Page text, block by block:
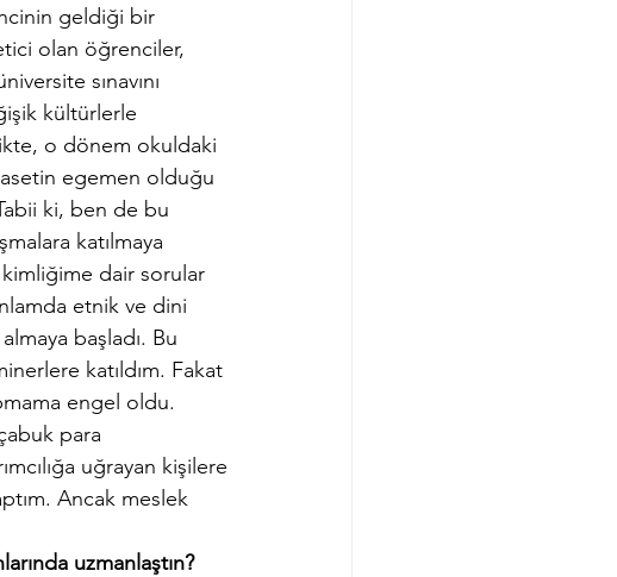
geldiği bir
olan öğrenciler,
sınavını
kültürlerle
o dönem okuldaki
egemen olduğu
ki, ben de bu
katılmaya
dair sorular
etnik ve dini
başladı. Bu
katıldım. Fakat
engel oldu.
para
uğrayan kişilere
Ancak meslek
uzmanlaştın?